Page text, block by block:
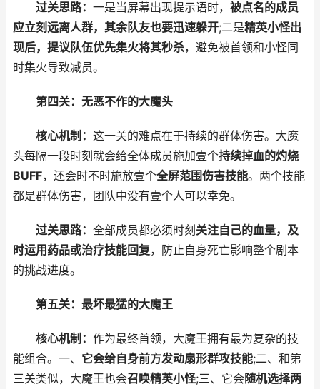
过关思路： 一是当屏幕出现提示语时， 被点名的成员
应立刻远离人群，其余队友也要迅速躲开;二是精英小怪出
现后，提议队伍优先集火将其秒杀，避免被首领和小怪同
时集火导致减员。
第四关：无恶不作的大魔头
核心机制： 这一关的难点在于持续的群体伤害。大魔
头每隔一段时刻就会给全体成员施加壹个持续掉血的灼烧
BUFF，还会时不时施放壹个全屏范围伤害技能。两个技能
都是群体伤害，团队中没有壹个人可以幸免。
过关思路： 全部成员都必须时刻 关注自己的血量，及
时运用药品或治疗技能回复，防止自身死亡影响整个剧本
的挑战进度。
第五关：最坏最猛的大魔王
核心机制： 作为最终首领，大魔王拥有最为复杂的技
能组合。一、 它会给自身前方发动扇形群攻技能;二、和第
三关类似，大魔王也会召唤精英小怪;三、它会随机选择两